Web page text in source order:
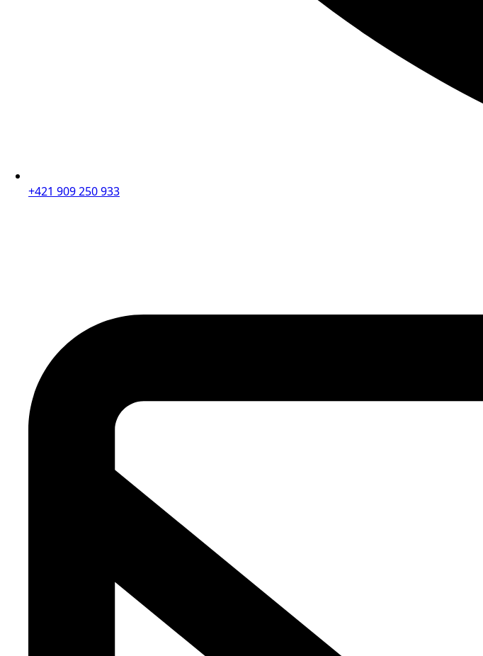
+421 909 250 933